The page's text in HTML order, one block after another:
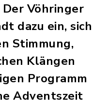
Vöhringer
dazu ein, sich
Stimmung,
Klängen
Programm
Adventszeit